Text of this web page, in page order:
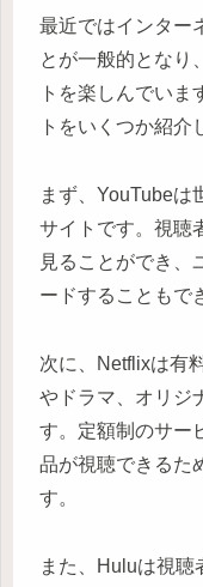
最近ではインター
とが一般的となり
トを楽しんでいま
トをいくつか紹介
まず、YouTubeは
サイトです。視聴
見ることができ、
ードすることもで
次に、Netflixは有
やドラマ、オリジ
す。定額制のサー
品が視聴できるた
す。
また、Huluは視聴